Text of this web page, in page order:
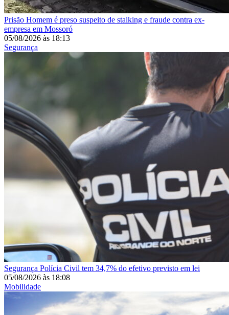
Prisão Homem é preso suspeito de stalking e fraude contra ex-
empresa em Mossoró
05/08/2026 às 18:13
Segurança
Segurança Polícia Civil tem 34,7% do efetivo previsto em lei
05/08/2026 às 18:08
Mobilidade